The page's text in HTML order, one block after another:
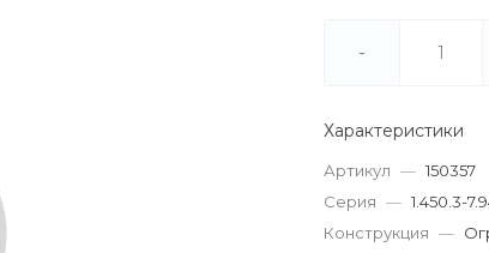
-
Характеристики
Артикул — 150357
Серия — 1.450.3-
Конструкция —